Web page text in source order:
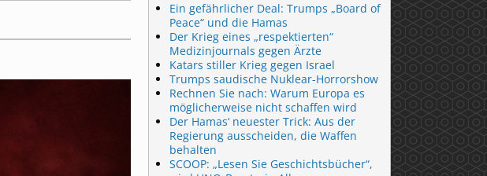
Ein gefährlicher Deal: Trumps „Board of
Peace“ und die Hamas
Der Krieg eines „respektierten“
Medizinjournals gegen Ärzte
Katars stiller Krieg gegen Israel
Trumps saudische Nuklear-Horrorshow
Rechnen Sie nach: Warum Europa es
möglicherweise nicht schaffen wird
Der Hamas‘ neuester Trick: Aus der
Regierung ausscheiden, die Waffen
behalten
SCOOP: „Lesen Sie Geschichtsbücher“,